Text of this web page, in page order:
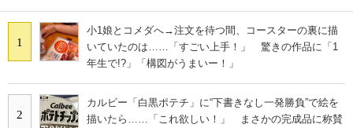
1
小1娘とコメダへ→注文を待つ間、コースターの裏に描
いていたのは……「すごい上手！」 驚きの作品に「1
年生で!?」「構図がうまいー！」
2
カルビー「白黒ポテチ」に“下書きなし一発勝負”で絵を
描いたら……「これ欲しい！」 まさかの完成品に称賛